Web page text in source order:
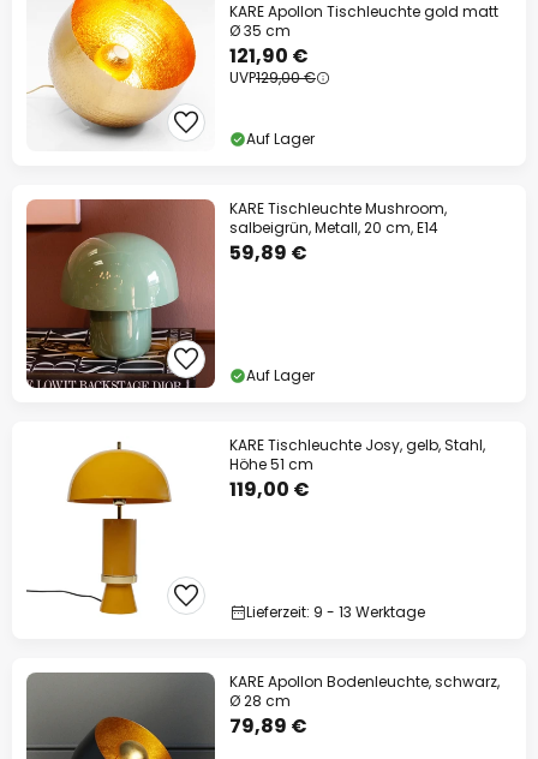
KARE Apollon Tischleuchte gold matt
Ø 35 cm
121,90 €
UVP129,00 €
Auf Lager
KARE Tischleuchte Mushroom,
salbeigrün, Metall, 20 cm, E14
59,89 €
Auf Lager
KARE Tischleuchte Josy, gelb, Stahl,
Höhe 51 cm
119,00 €
Lieferzeit: 9 - 13 Werktage
KARE Apollon Bodenleuchte, schwarz,
Ø 28 cm
79,89 €